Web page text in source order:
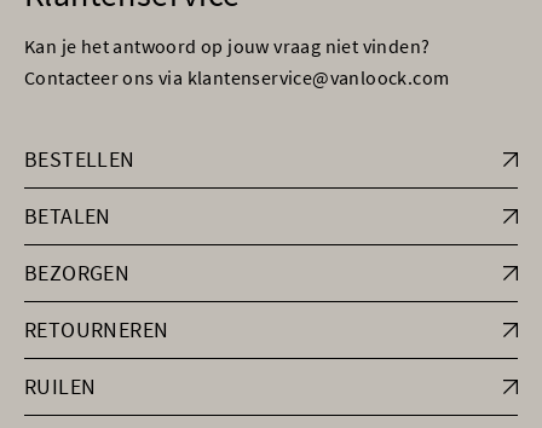
Kan je het antwoord op jouw vraag niet vinden?
Contacteer ons via klantenservice@vanloock.com
BESTELLEN
BETALEN
BEZORGEN
RETOURNEREN
RUILEN